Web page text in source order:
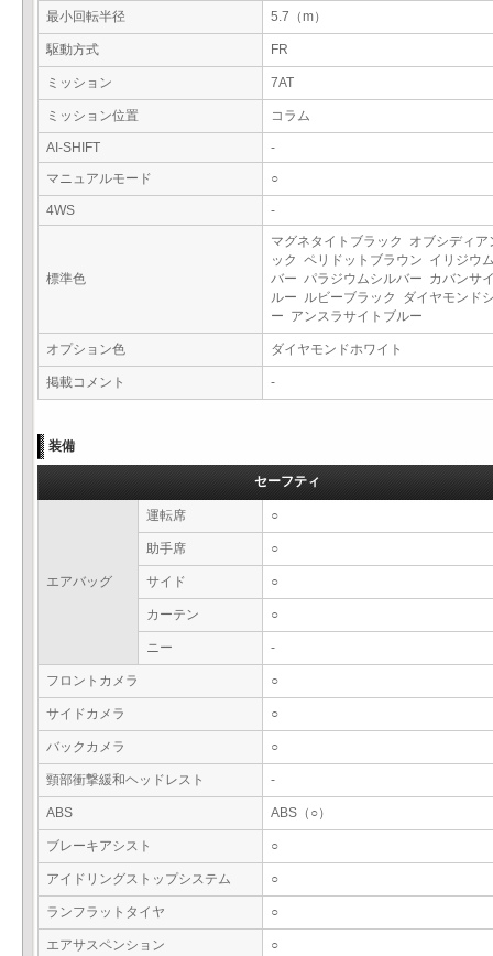
最小回転半径 5.7（m）
駆動方式 FR
ミッション 7AT
ミッション位置 コラム
AI-SHIFT
-
マニュアルモード
○
4WS -
標準色
マグネタイトブラック オブシディア
ック ペリドットブラウン イリジウ
バー パラジウムシルバー カバンサ
ルー ルビーブラック ダイヤモンド
ー アンスラサイトブルー
オプション色 ダイヤモンドホワイト
掲載コメント -
装備
セーフティ
エアバッグ
運転席 ○
助手席 ○
サイド ○
カーテン ○
ニー -
フロントカメラ ○
サイドカメラ ○
バックカメラ ○
頸部衝撃緩和ヘッドレスト -
ABS ABS（○）
ブレーキアシスト ○
アイドリングストップシステム ○
ランフラットタイヤ ○
エアサスペンション ○